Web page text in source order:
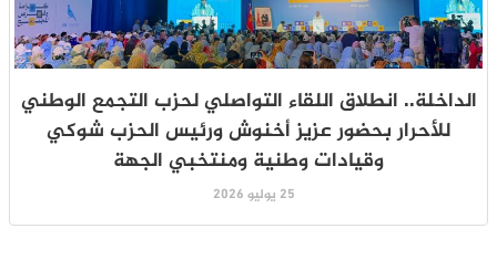
الداخلة.. انطلاق اللقاء التواصلي لحزب التجمع الوطني
للأحرار بحضور عزيز أخنوش ورئيس الحزب شوكي
وقيادات وطنية ومنتخبي الجهة
25 يوليو 2026